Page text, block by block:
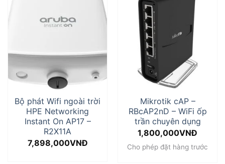
Bộ phát Wifi ngoài trời
HPE Networking
Instant On AP17 –
R2X11A
7,898,000VNĐ
Mikrotik cAP –
RBcAP2nD – WiFi ốp
trần chuyên dụng
1,800,000VNĐ
Cho phép đặt hàng trước